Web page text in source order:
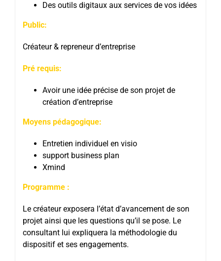
Des outils digitaux aux services de vos idées
Public:
Créateur & repreneur d’entreprise
Pré requis:
Avoir une idée précise de son projet de
création d’entreprise
Moyens pédagogique:
Entretien individuel en visio
support business plan
Xmind
Programme :
Le créateur exposera l’état d’avancement de son
projet ainsi que les questions qu’il se pose. Le
consultant lui expliquera la méthodologie du
dispositif et ses engagements.